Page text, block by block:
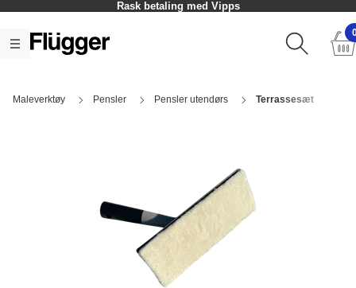
Rask betaling med Vipps
Maleverktøy Pensler Pensler utendørs Terrassesæt